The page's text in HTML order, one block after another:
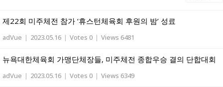
제22회 미주체전 참가 ‘휴스턴체육회 후원의 밤’ 성료
adVue | 2023.05.16 | Votes 0 | Views 6481
뉴욕대한체육회 가맹단체장들, 미주체전 종합우승 결의 단합대회
adVue | 2023.05.16 | Votes 0 | Views 6349